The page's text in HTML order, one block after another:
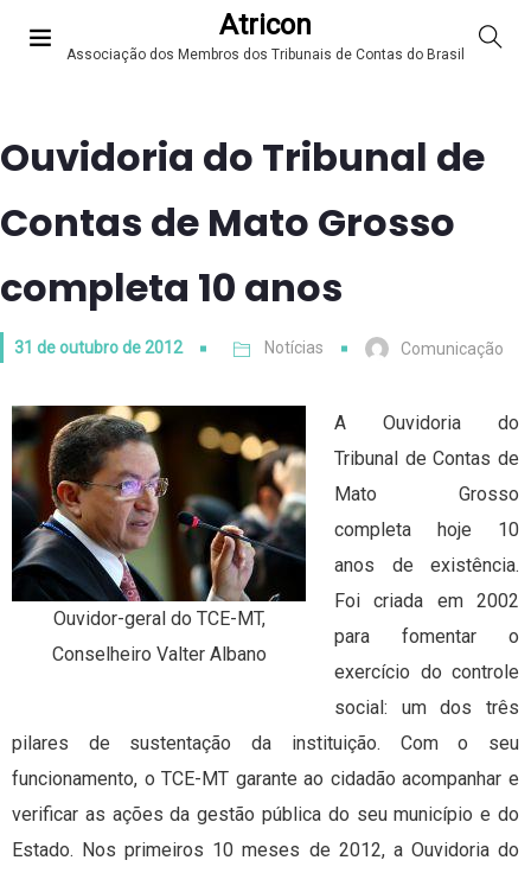
Atricon
Associação dos Membros dos Tribunais de Contas do Brasil
Ouvidoria do Tribunal de
Contas de Mato Grosso
completa 10 anos
31 de outubro de 2012 Notícias Comunicação
Ouvidor-geral do TCE-MT,
Conselheiro Valter Albano
A Ouvidoria do
Tribunal de Contas de
Mato Grosso
completa hoje 10
anos de existência.
Foi criada em 2002
para fomentar o
exercício do controle
social: um dos três
pilares de sustentação da instituição. Com o seu
funcionamento, o TCE-MT garante ao cidadão acompanhar e
verificar as ações da gestão pública do seu município e do
Estado. Nos primeiros 10 meses de 2012, a Ouvidoria do